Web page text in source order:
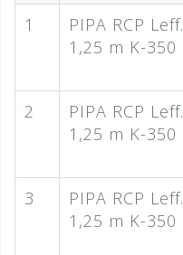
1
PIPA RCP Leff.
1,25 m K-350
2
PIPA RCP Leff.
1,25 m K-350
3
PIPA RCP Leff.
1,25 m K-350